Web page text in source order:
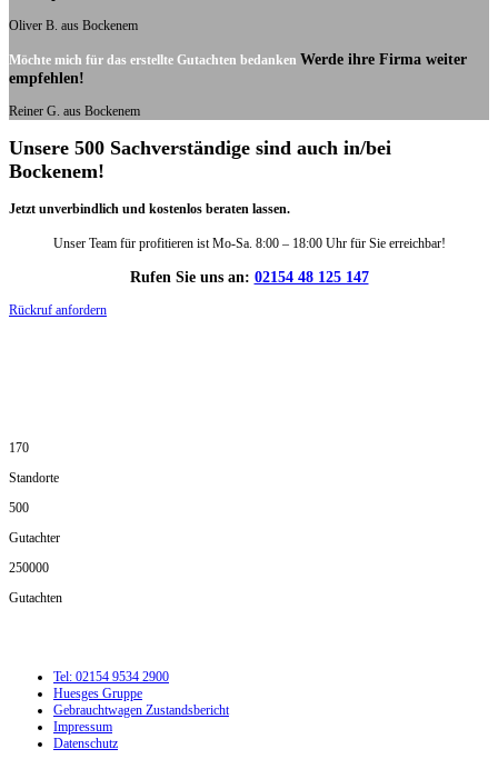
Oliver B. aus Bockenem
Möchte mich für das erstellte Gutachten bedanken Werde ihre Firma weiter
empfehlen!
Reiner G. aus Bockenem
Unsere 500 Sachverständige sind auch in/bei
Bockenem!
Jetzt unverbindlich und kostenlos beraten lassen.
Unser Team für profitieren ist Mo-Sa. 8:00 – 18:00 Uhr für Sie erreichbar!
Rufen Sie uns an: 02154 48 125 147
Rückruf anfordern
170
Standorte
500
Gutachter
250000
Gutachten
Tel: 02154 9534 2900
Huesges Gruppe
Gebrauchtwagen Zustandsbericht
Impressum
Datenschutz